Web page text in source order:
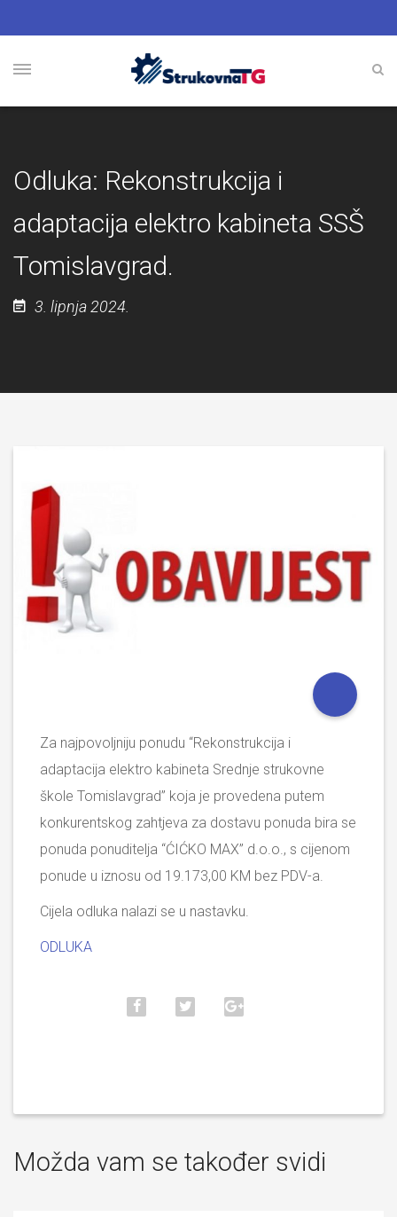
Odluka: Rekonstrukcija i
adaptacija elektro kabineta SSŠ
Tomislavgrad.
3. lipnja 2024.
Za najpovoljniju ponudu “Rekonstrukcija i
adaptacija elektro kabineta Srednje strukovne
škole Tomislavgrad” koja je provedena putem
konkurentskog zahtjeva za dostavu ponuda bira se
ponuda ponuditelja “ĆIĆKO MAX” d.o.o., s cijenom
ponude u iznosu od 19.173,00 KM bez PDV-a.
Cijela odluka nalazi se u nastavku.
ODLUKA
Možda vam se također svidi